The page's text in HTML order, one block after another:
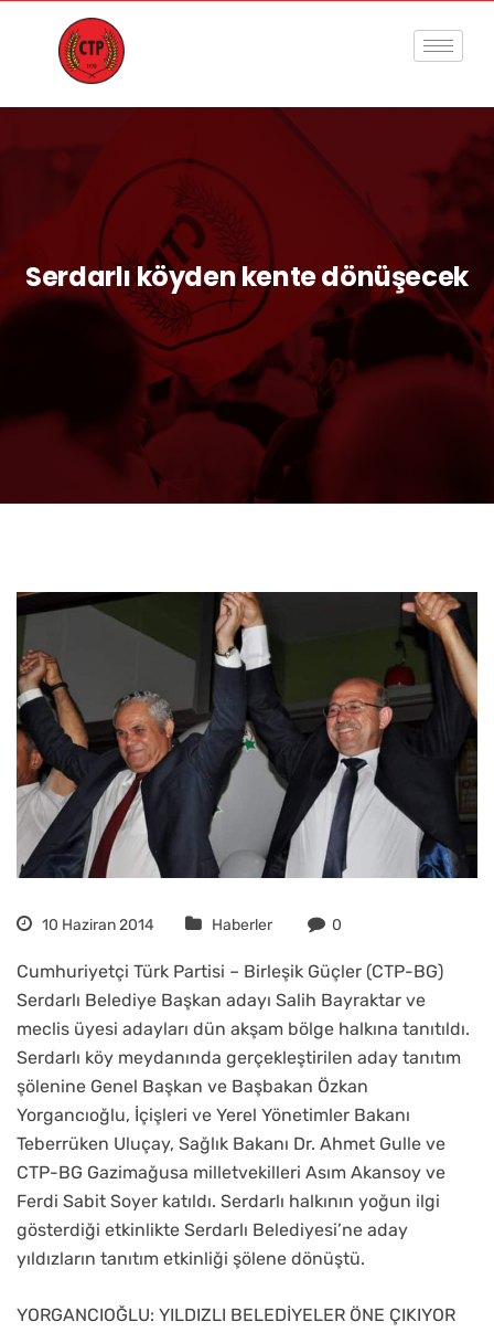
Serdarlı köyden kente dönüşecek
10 Haziran 2014 Haberler 0
Cumhuriyetçi Türk Partisi – Birleşik Güçler (CTP-BG)
Serdarlı Belediye Başkan adayı Salih Bayraktar ve
meclis üyesi adayları dün akşam bölge halkına tanıtıldı.
Serdarlı köy meydanında gerçekleştirilen aday tanıtım
şölenine Genel Başkan ve Başbakan Özkan
Yorgancıoğlu, İçişleri ve Yerel Yönetimler Bakanı
Teberrüken Uluçay, Sağlık Bakanı Dr. Ahmet Gulle ve
CTP-BG Gazimağusa milletvekilleri Asım Akansoy ve
Ferdi Sabit Soyer katıldı. Serdarlı halkının yoğun ilgi
gösterdiği etkinlikte Serdarlı Belediyesi’ne aday
yıldızların tanıtım etkinliği şölene dönüştü.
YORGANCIOĞLU: YILDIZLI BELEDİYELER ÖNE ÇIKIYOR